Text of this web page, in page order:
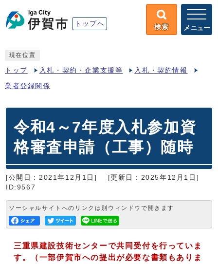
トップへ 検索 メニュー
現在位置
トップ 入札・契約・企業支援等 入札・契約情報
業者登録関係
令和4～7年度入札参加資
格審査申請（工事）随時
[公開日：2021年12月1日]
[更新日：2025年12月1日]
ID:9567
ソーシャルサイトへのリンクは別ウィンドウで開きます
三重県建設技術センターで共同受付を行っていま
す。（一部伊賀市への提出が必要な書類もありま